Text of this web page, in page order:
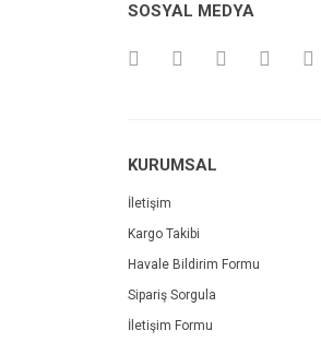
Ürün açıklamasında
SOSYAL MEDYA
KURUMSAL
İletişim
Kargo Takibi
Havale Bildirim Formu
Sipariş Sorgula
İletişim Formu